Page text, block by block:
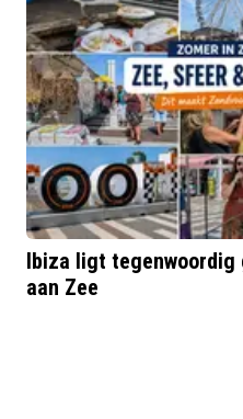
Ibiza ligt tegenwoordig
aan Zee